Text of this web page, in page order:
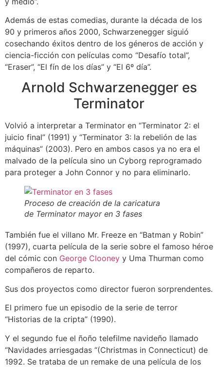
Además de estas comedias, durante la década de los
90 y primeros años 2000, Schwarzenegger siguió
cosechando éxitos dentro de los géneros de acción y
ciencia-ficción con películas como “Desafío total”,
“Eraser”, “El fín de los días” y “El 6º día”.
Arnold Schwarzenegger es
Terminator
Volvió a interpretar a Terminator en “Terminator 2: el
juicio final” (1991) y “Terminator 3: la rebelión de las
máquinas” (2003). Pero en ambos casos ya no era el
malvado de la película sino un Cyborg reprogramado
para proteger a John Connor y no para eliminarlo.
Proceso de creación de la caricatura
de Terminator mayor en 3 fases
También fue el villano Mr. Freeze en “Batman y Robin”
(1997), cuarta película de la serie sobre el famoso héroe
del cómic con George Clooney y Uma Thurman como
compañeros de reparto.
Sus dos proyectos como director fueron sorprendentes.
El primero fue un episodio de la serie de terror
“Historias de la cripta” (1990).
Y el segundo fue el ñoño telefilme navideño llamado
“Navidades arriesgadas “(Christmas in Connecticut) de
1992. Se trataba de un remake de una película de los